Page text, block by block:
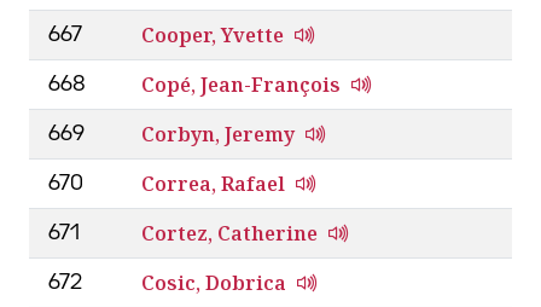
667 Cooper, Yvette
668 Copé, Jean-François
669 Corbyn, Jeremy
670 Correa, Rafael
671 Cortez, Catherine
672 Cosic, Dobrica